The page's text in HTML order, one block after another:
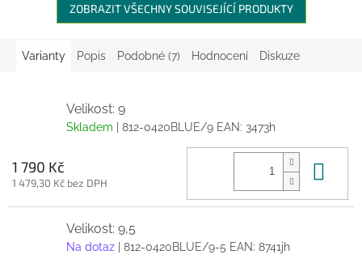
ZOBRAZIT VŠECHNY SOUVISEJÍCÍ PRODUKTY
Varianty Popis Podobné (7) Hodnocení Diskuze
Velikost: 9
Skladem | 812-0420BLUE/9 EAN: 3473h
1 790 Kč
1 479,30 Kč bez DPH
Velikost: 9,5
Na dotaz | 812-0420BLUE/9-5 EAN: 8741jh